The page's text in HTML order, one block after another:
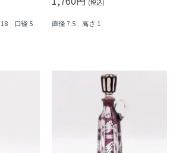
18 口径 5
(税込)
直径 7.5 高さ 1